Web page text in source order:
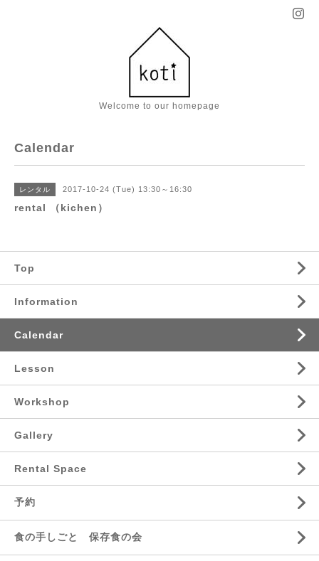
Welcome to our homepage
Calendar
レンタル 2017-10-24 (Tue) 13:30～16:30
rental （kichen）
Top
Information
Calendar
Lesson
Workshop
Gallery
Rental Space
予約
食の手しごと 保存食の会